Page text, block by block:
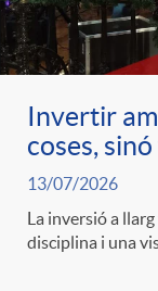
c
o
n
t
Invertir
coses,
13/07/2026
La inversió a
disciplina i una